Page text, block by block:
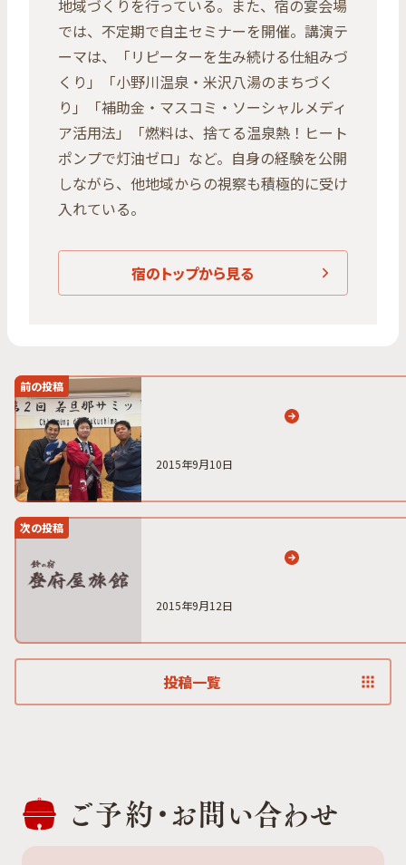
地域づくりを行っている。また、宿の宴会場
では、不定期で自主セミナーを開催。講演テ
ーマは、「リピーターを生み続ける仕組みづ
くり」「小野川温泉・米沢八湯のまちづく
り」「補助金・マスコミ・ソーシャルメディ
ア活用法」「燃料は、捨てる温泉熱！ヒート
ポンプで灯油ゼロ」など。自身の経験を公開
しながら、他地域からの視察も積極的に受け
入れている。
宿のトップから見る
前の投稿
2015年9月10日
次の投稿
2015年9月12日
投稿一覧
ご予約・お問い合わせ